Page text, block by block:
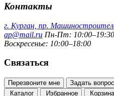
Контакты
г. Курган, пр.
ap@mail.ru Пн-Пт: 10:00–19:30
Воскресенье: 10:00–18:00
Связаться
Перезвоните мне
Задать вопрос
Каталог
Избранное Корзина